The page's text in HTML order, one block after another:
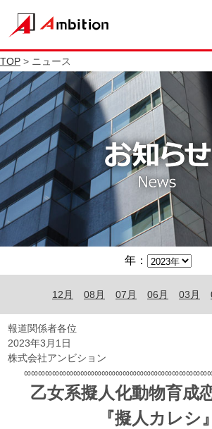
TOP > ニュース
年：
12月 08月 07月 06月 03月
報道関係者各位
2023年3月1日
株式会社アンビション
乙女系擬人化動物育成
『擬人カレシ』